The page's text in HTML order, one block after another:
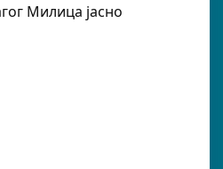
Милица јасно